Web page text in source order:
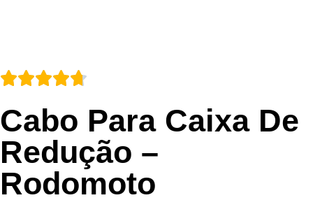
Cabo Para Caixa De
Redução –
Rodomoto